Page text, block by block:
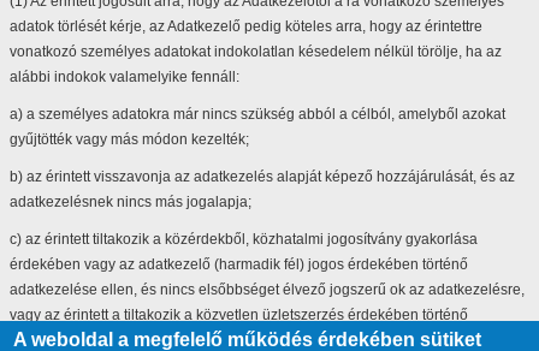
adatok törlését kérje, az Adatkezelő pedig köteles arra, hogy az érintettre
vonatkozó személyes adatokat indokolatlan késedelem nélkül törölje, ha az
alábbi indokok valamelyike fennáll:
a) a személyes adatokra már nincs szükség abból a célból, amelyből azokat
gyűjtötték vagy más módon kezelték;
b) az érintett visszavonja az adatkezelés alapját képező hozzájárulását, és az
adatkezelésnek nincs más jogalapja;
c) az érintett tiltakozik a közérdekből, közhatalmi jogosítvány gyakorlása
érdekében vagy az adatkezelő (harmadik fél) jogos érdekében történő
adatkezelése ellen, és nincs elsőbbséget élvező jogszerű ok az adatkezelésre,
vagy az érintett a tiltakozik a közvetlen üzletszerzés érdekében történő
adatkezelés ellen;
A weboldal a megfelelő működés érdekében sütiket